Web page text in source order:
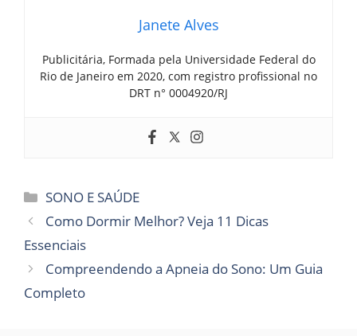
Janete Alves
Publicitária, Formada pela Universidade Federal do
Rio de Janeiro em 2020, com registro profissional no
DRT n° 0004920/RJ
SONO E SAÚDE
Como Dormir Melhor? Veja 11 Dicas
Essenciais
Compreendendo a Apneia do Sono: Um Guia
Completo